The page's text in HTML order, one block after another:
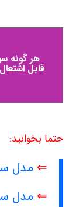
هر گونه
قابل
حتما بخوانید:
⇐ مدل
⇐ مدل